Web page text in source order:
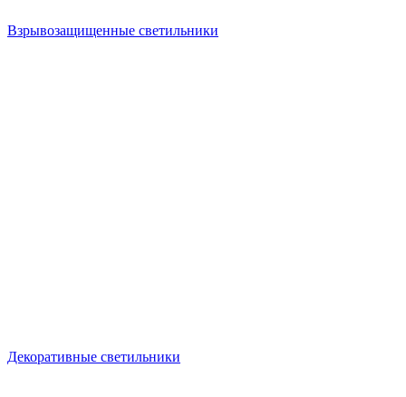
Взрывозащищенные светильники
Декоративные светильники